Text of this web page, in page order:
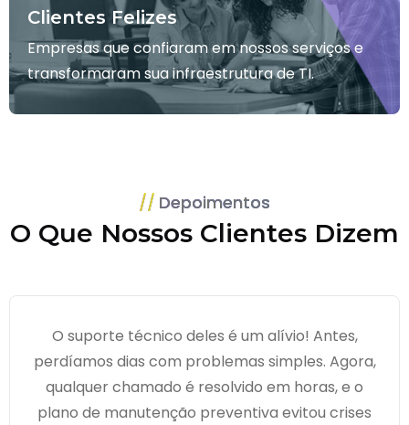
Clientes Felizes
Empresas que confiaram em nossos serviços e
transformaram sua infraestrutura de TI.
Depoimentos
O Que Nossos Clientes Dizem
O suporte técnico deles é um alívio! Antes,
perdíamos dias com problemas simples. Agora,
qualquer chamado é resolvido em horas, e o
plano de manutenção preventiva evitou crises